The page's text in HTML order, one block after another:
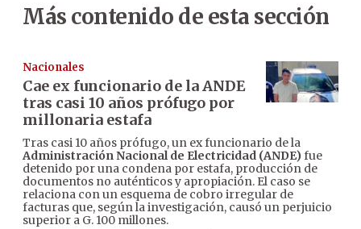
Más contenido de esta sección
Nacionales
Cae ex funcionario de la ANDE
tras casi 10 años prófugo por
millonaria estafa
Tras casi 10 años prófugo, un ex funcionario de la
Administración Nacional de Electricidad (ANDE)fue
detenido por una condena por estafa, producción de
documentos no auténticos y apropiación. El caso se
relaciona con un esquema de cobro irregular de
facturas que, según la investigación, causó un perjuicio
superior a G. 100 millones.